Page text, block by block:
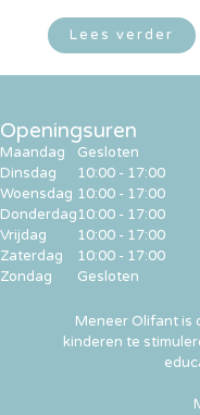
Lees verder
Meneer Olifant is
kinderen te
Openingsuren
Maandag
Dinsdag
Woensdag
Donderdag
Vrijdag
Zaterdag
Zondag
Gesloten
10:00 - 17:00
10:00 - 17:00
10:00 - 17:00
10:00 - 17:00
10:00 - 17:00
Gesloten